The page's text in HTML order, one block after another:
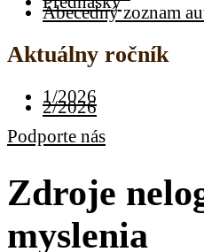
Abecedný zoznam
Aktuálny ročník
1/2026
2/2026
Podporte nás
Zdroje
myslenia